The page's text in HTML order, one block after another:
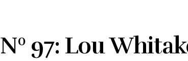
Nº 97: Lou